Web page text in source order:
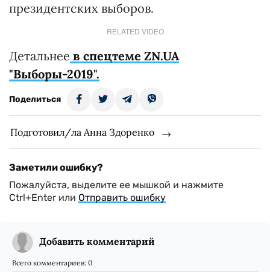
президентских выборов.
RELATED VIDEO
Детальнее в спецтеме ZN.UA
"Выборы-2019".
Поделиться
Подготовил/ла Анна Здоренко
Заметили ошибку?
Пожалуйста, выделите ее мышкой и нажмите
Ctrl+Enter или Отправить ошибку
Добавить комментарий
Всего комментариев: 0